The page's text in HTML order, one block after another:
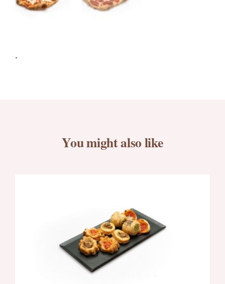
.
You might also like